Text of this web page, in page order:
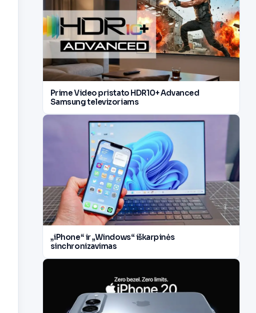
Prime Video pristato HDR10+ Advanced
Samsung televizoriams
„iPhone“ ir „Windows“ iškarpinės
sinchronizavimas